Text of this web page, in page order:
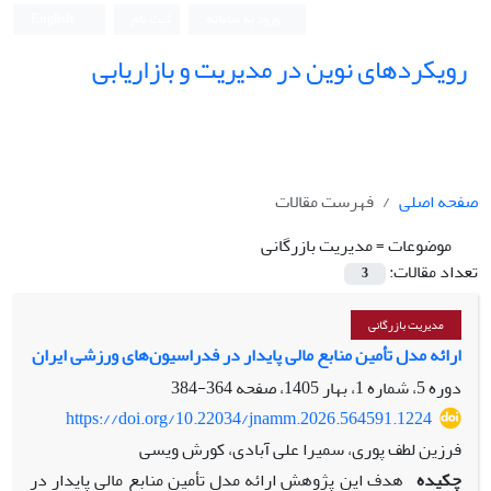
رویکردهای نوین در مدیریت و بازاریابی
صفحه اصلی
فهرست مقالات
موضوعات =مدیریت بازرگانی
تعداد مقالات:
3
مدیریت بازرگانی
ارائه مدل تأمین منابع مالی پایدار در فدراسیون‌های ورزشی ایران
دوره 5، شماره 1، بهار 1405، صفحه
364-384
https://doi.org/10.22034/jnamm.2026.564591.1224
فرزین لطف پوری، سمیرا علی آبادی، کورش ویسی
چکیده هدف این پژوهش ارائه مدل تأمین منابع مالی پایدار در